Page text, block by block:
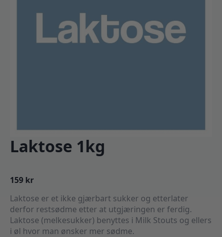
Laktose 1kg
159 kr
Laktose er et ikke gjærbart sukker og etterlater
derfor restsødme etter at utgjæringen er ferdig.
Laktose (melkesukker) benyttes i Milk Stouts og ellers
i øl hvor man ønsker mer sødme.